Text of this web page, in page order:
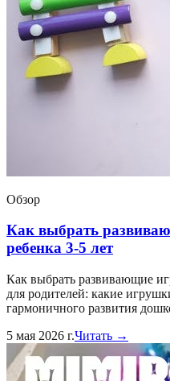
Обзор
Как выбрать
ребенка 3-5 лет
Как выбрать развивающие
для родителей: какие
гармоничного развития
5 мая 2026 г.Читать →